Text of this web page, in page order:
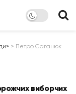
> Петро Саганюк
виборчих